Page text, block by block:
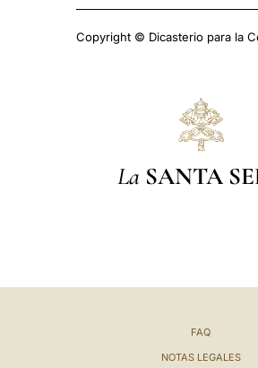
Copyright © Dicasterio para la
La SANTA
FAQ
NOTAS LEGALES